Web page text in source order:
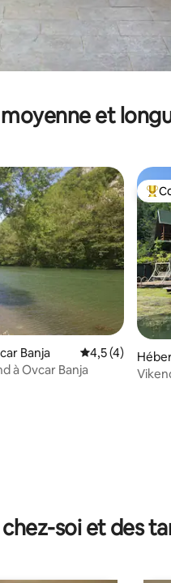
et
68 commentaires : 4,96 sur 5
Banja Évaluation
4,5 (4)
à Ovcar Banja
soi et des